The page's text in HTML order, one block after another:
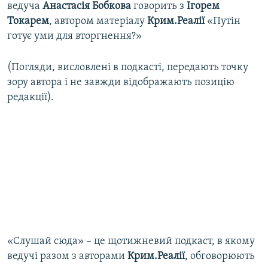
ведуча Анастасія Бобкова говорить з Ігорем
Токарем, автором матеріалу Крим.Реалії«Путін
готує уми для вторгнення?»
(Погляди, висловлені в подкасті, передають точку
зору автора і не завжди відображають позицію
редакції).
«Слушай сюда» – це щотижневий подкаст, в якому
ведучі разом з авторами Крим.Реалії, обговорюють